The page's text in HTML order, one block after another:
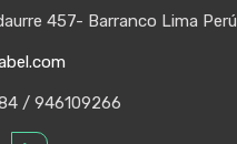
457- Barranco Lima Perú
/ 946109266